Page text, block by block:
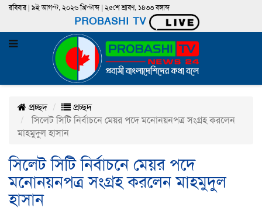
রবিবার | ৯ই আগস্ট, ২০২৬ খ্রিস্টাব্দ | ২৫শে শ্রাবণ, ১৪৩৩ বঙ্গাব্দ
PROBASHI TV
প্রচ্ছদ
প্রচ্ছদ
সিলেট সিটি নির্বাচনে মেয়র পদে মনোনয়নপত্র সংগ্রহ করলেন
মাহমুদুল হাসান
সিলেট সিটি নির্বাচনে মেয়র পদে
মনোনয়নপত্র সংগ্রহ করলেন মাহমুদুল
হাসান